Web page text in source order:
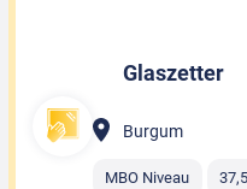
Glaszetter
Burgum
MBO Niveau